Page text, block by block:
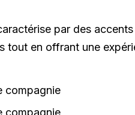
par des
tout en offrant une